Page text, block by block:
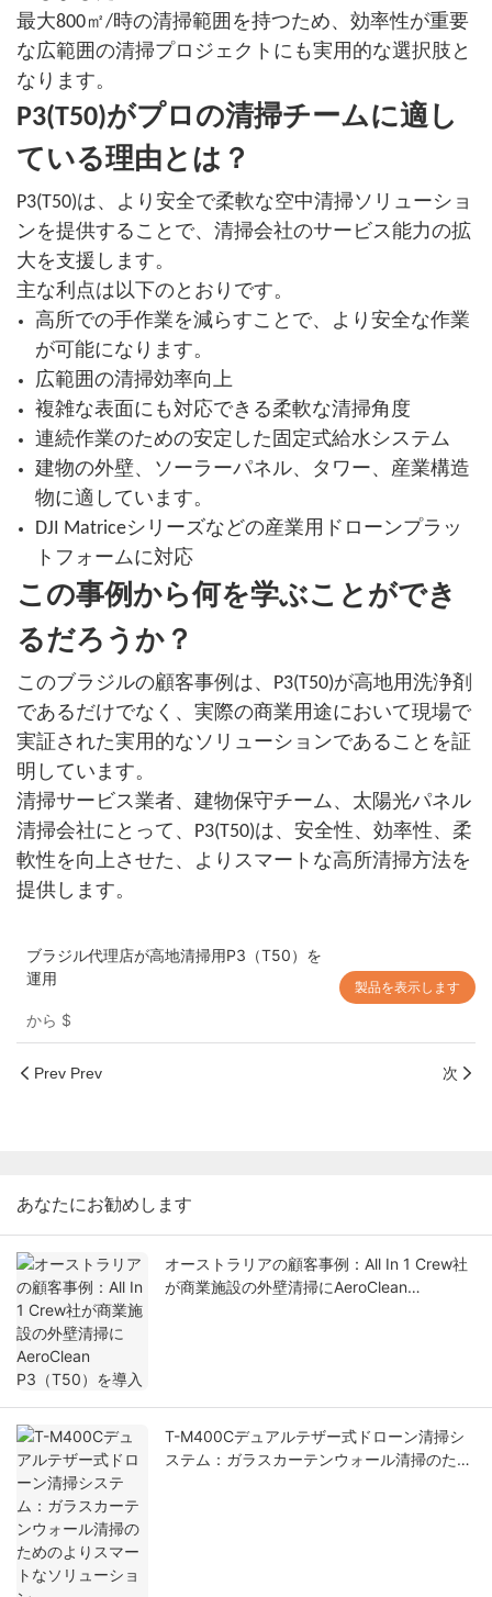
最大800㎡/時の清掃範囲を持つため、効率性が重要
な広範囲の清掃プロジェクトにも実用的な選択肢と
なります。
P3(T50)がプロの清掃チームに適し
ている理由とは？
P3(T50)は、より安全で柔軟な空中清掃ソリューショ
ンを提供することで、清掃会社のサービス能力の拡
大を支援します。
主な利点は以下のとおりです。
高所での手作業を減らすことで、より安全な作業
が可能になります。
広範囲の清掃効率向上
複雑な表面にも対応できる柔軟な清掃角度
連続作業のための安定した固定式給水システム
建物の外壁、ソーラーパネル、タワー、産業構造
物に適しています。
DJI Matriceシリーズなどの産業用ドローンプラッ
トフォームに対応
この事例から何を学ぶことができ
るだろうか？
このブラジルの顧客事例は、P3(T50)が高地用洗浄剤
であるだけでなく、実際の商業用途において現場で
実証された実用的なソリューションであることを証
明しています。
清掃サービス業者、建物保守チーム、太陽光パネル
清掃会社にとって、P3(T50)は、安全性、効率性、柔
軟性を向上させた、よりスマートな高所清掃方法を
提供します。
ブラジル代理店が高地清掃用P3（T50）を
運用
から $
製品を表示します
Prev Prev 次
あなたにお勧めします
オーストラリアの顧客事例：All In 1 Crew社
が商業施設の外壁清掃にAeroClean
T-M400Cデュアルテザー式ドローン清掃シ
ステム：ガラスカーテンウォール清掃のため